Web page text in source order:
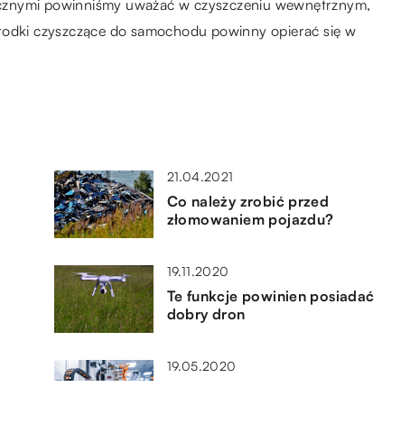
powinniśmy uważać w czyszczeniu wewnętrznym,
czyszczące do samochodu powinny opierać się w
21.04.2021
Co należy zrobić przed
złomowaniem pojazdu?
19.11.2020
Te funkcje powinien posiadać
dobry dron
19.05.2020